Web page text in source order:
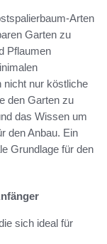
Arten
Garten zu
Pflaumen
nicht nur köstliche
den Garten zu
das Wissen um
den Anbau. Ein
Grundlage für den
sich ideal für